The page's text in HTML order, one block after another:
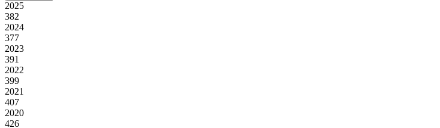
2025
382
2024
377
2023
391
2022
399
2021
407
2020
426